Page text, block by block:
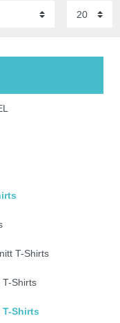
T-Shirts
T-Shirts
T-Shirts